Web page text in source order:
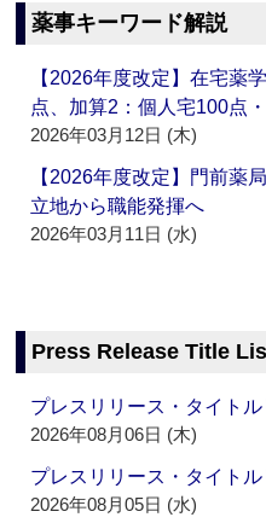
薬事キーワード解説
【2026年度改定】在宅薬
点、加算2：個人宅100点
2026年03月12日 (木)
【2026年度改定】門前薬
立地から職能発揮へ
2026年03月11日 (水)
Press Release Title
プレスリリース・タイト
2026年08月06日 (木)
プレスリリース・タイト
2026年08月05日 (水)